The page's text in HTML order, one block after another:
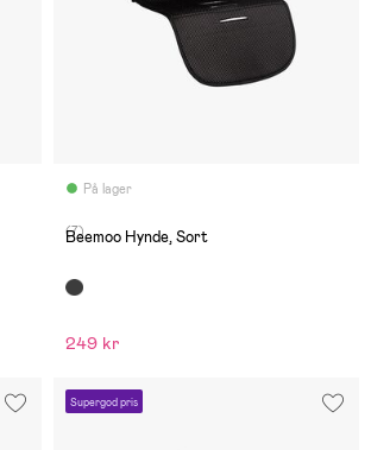
På lager
(7)
Beemoo Hynde, Sort
249 kr
Supergod pris